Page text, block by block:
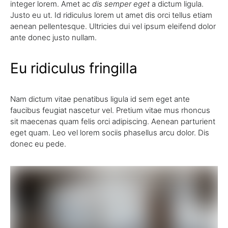
integer lorem. Amet ac dis semper eget a dictum ligula.
Justo eu ut. Id ridiculus lorem ut amet dis orci tellus etiam
aenean pellentesque. Ultricies dui vel ipsum eleifend dolor
ante donec justo nullam.
Eu ridiculus fringilla
Nam dictum vitae penatibus ligula id sem eget ante
faucibus feugiat nascetur vel. Pretium vitae mus rhoncus
sit maecenas quam felis orci adipiscing. Aenean parturient
eget quam. Leo vel lorem sociis phasellus arcu dolor. Dis
donec eu pede.